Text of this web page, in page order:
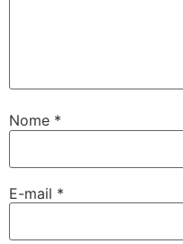
Nome *
E-mail *